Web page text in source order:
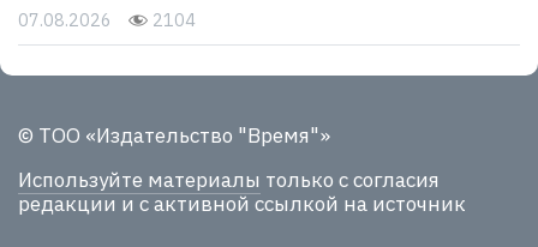
07.08.2026 2104
© ТОО «Издательство "Время"»
Используйте материалы только с согласия
редакции и с активной ссылкой на источник